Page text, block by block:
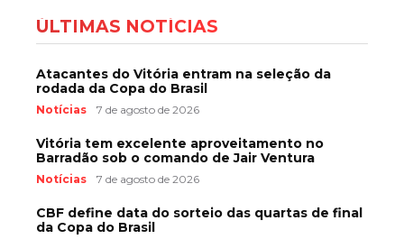
ÚLTIMAS NOTÍCIAS
Atacantes do Vitória entram na seleção da
rodada da Copa do Brasil
Notícias 7 de agosto de 2026
Vitória tem excelente aproveitamento no
Barradão sob o comando de Jair Ventura
Notícias 7 de agosto de 2026
CBF define data do sorteio das quartas de final
da Copa do Brasil